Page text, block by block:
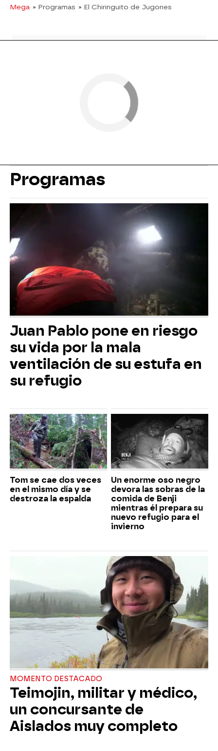
Mega » Programas » El Chiringuito de Jugones
Programas
Juan Pablo pone en riesgo
su vida por la mala
ventilación de su estufa en
su refugio
Tom se cae dos veces
en el mismo día y se
destroza la espalda
Un enorme oso negro
devora las sobras de la
comida de Benji
mientras él prepara su
nuevo refugio para el
invierno
MOMENTO DESTACADO
Teimojin, militar y médico,
un concursante de
Aislados muy completo